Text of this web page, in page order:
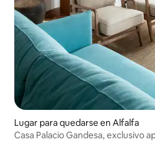
Lugar para quedarse en Alfalfa
Casa Palacio Gandesa, exclusivo